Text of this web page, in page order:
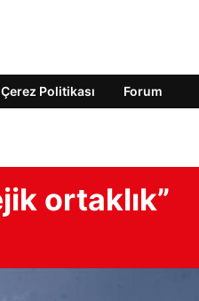
Çerez Politikası Forum
ortaklık”